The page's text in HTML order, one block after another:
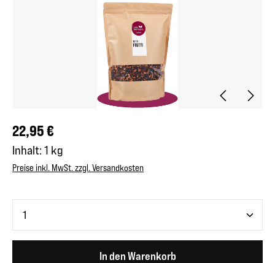
Regulärer Preis:
22,95 €
Inhalt: 1 kg
Preise inkl. MwSt. zzgl. Versandkosten
In den Warenkorb